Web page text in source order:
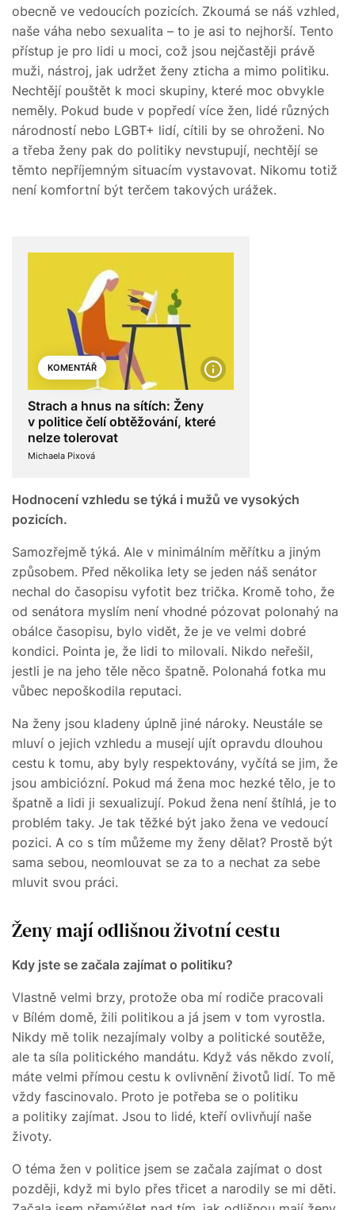
obecně ve vedoucích pozicích. Zkoumá se náš vzhled,
naše váha nebo sexualita – to je asi to nejhorší. Tento
přístup je pro lidi u moci, což jsou nejčastěji právě
muži, nástroj, jak udržet ženy zticha a mimo politiku.
Nechtějí pouštět k moci skupiny, které moc obvykle
neměly. Pokud bude v popředí více žen, lidé různých
národností nebo LGBT+ lidí, cítili by se ohroženi. No
a třeba ženy pak do politiky nevstupují, nechtějí se
těmto nepříjemným situacím vystavovat. Nikomu totiž
není komfortní být terčem takových urážek.
KOMENTÁŘ
Strach a hnus na sítích: Ženy
v politice čelí obtěžování, které
nelze tolerovat
Michaela Pixová
Hodnocení vzhledu se týká i mužů ve vysokých
pozicích.
Samozřejmě týká. Ale v minimálním měřítku a jiným
způsobem. Před několika lety se jeden náš senátor
nechal do časopisu vyfotit bez trička. Kromě toho, že
od senátora myslím není vhodné pózovat polonahý na
obálce časopisu, bylo vidět, že je ve velmi dobré
kondici. Pointa je, že lidi to milovali. Nikdo neřešil,
jestli je na jeho těle něco špatně. Polonahá fotka mu
vůbec nepoškodila reputaci.
Na ženy jsou kladeny úplně jiné nároky. Neustále se
mluví o jejich vzhledu a musejí ujít opravdu dlouhou
cestu k tomu, aby byly respektovány, vyčítá se jim, že
jsou ambiciózní. Pokud má žena moc hezké tělo, je to
špatně a lidi ji sexualizují. Pokud žena není štíhlá, je to
problém taky. Je tak těžké být jako žena ve vedoucí
pozici. A co s tím můžeme my ženy dělat? Prostě být
sama sebou, neomlouvat se za to a nechat za sebe
mluvit svou práci.
Ženy mají odlišnou životní cestu
Kdy jste se začala zajímat o politiku?
Vlastně velmi brzy, protože oba mí rodiče pracovali
v Bílém domě, žili politikou a já jsem v tom vyrostla.
Nikdy mě tolik nezajímaly volby a politické soutěže,
ale ta síla politického mandátu. Když vás někdo zvolí,
máte velmi přímou cestu k ovlivnění životů lidí. To mě
vždy fascinovalo. Proto je potřeba se o politiku
a politiky zajímat. Jsou to lidé, kteří ovlivňují naše
životy.
O téma žen v politice jsem se začala zajímat o dost
později, když mi bylo přes třicet a narodily se mi děti.